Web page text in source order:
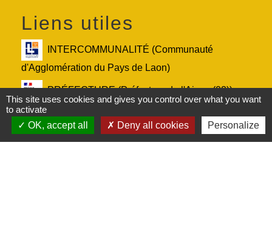
Liens utiles
INTERCOMMUNALITÉ (Communauté
d'Agglomération du Pays de Laon)
PRÉFECTURE (Préfecture de l'Aisne (02))
DÉPARTEMENT (Conseil départemental de
l'Aisne (02))
This site uses cookies and gives you control over what you want
to activate
OK, accept all
Deny all cookies Personalize